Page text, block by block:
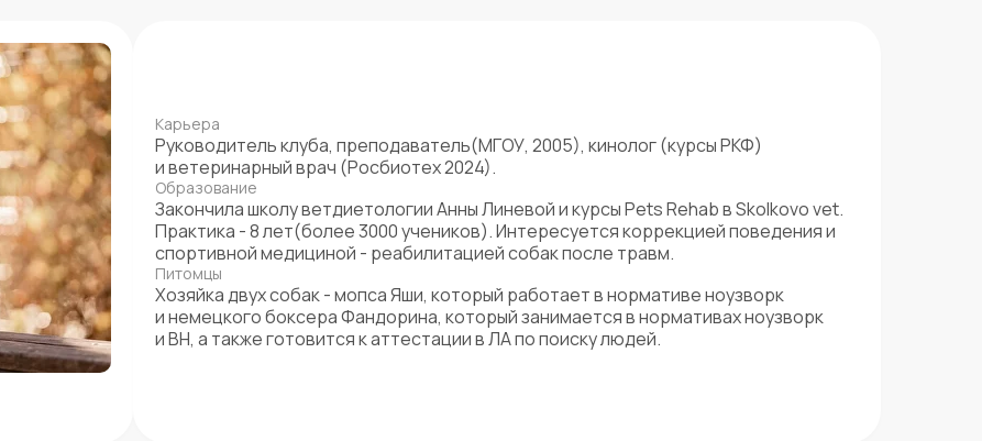
Карьера
Руководитель клуба, преподаватель(МГОУ, 2005), кинолог (курсы РКФ)
и ветеринарный врач (Росбиотех 2024).
Образование
Закончила школу ветдиетологии Анны Линевой и курсы Pets Rehab в Skolkovo vet.
Практика - 8 лет(более 3000 учеников). Интересуется коррекцией поведения и
спортивной медициной - реабилитацией собак после травм.
Питомцы
Хозяйка двух собак - мопса Яши, который работает в нормативе ноузворк
и немецкого боксера Фандорина, который занимается в нормативах ноузворк
и BH, а также готовится к аттестации в ЛА по поиску людей.